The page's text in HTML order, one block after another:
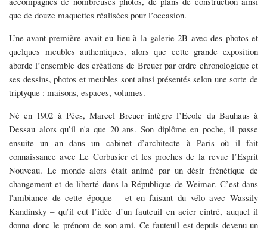
que de douze maquettes réalisées pour l’occasion.
Une avant-première avait eu lieu à la galerie 2B avec des photos et
quelques meubles authentiques, alors que cette grande exposition
aborde l’ensemble des créations de Breuer par ordre chronologique et
ses dessins, photos et meubles sont ainsi présentés selon une sorte de
triptyque : maisons, espaces, volumes.
Né en 1902 à Pécs, Marcel Breuer intègre l’Ecole du Bauhaus à
Dessau alors qu’il n'a que 20 ans. Son diplôme en poche, il passe
ensuite un an dans un cabinet d’architecte à Paris où il fait
connaissance avec Le Corbusier et les proches de la revue l’Esprit
Nouveau. Le monde alors était animé par un désir frénétique de
changement et de liberté dans la République de Weimar. C’est dans
l'ambiance de cette époque – et en faisant du vélo avec Wassily
Kandinsky – qu’il eut l’idée d’un fauteuil en acier cintré, auquel il
donna donc le prénom de son ami. Ce fauteuil est depuis devenu un